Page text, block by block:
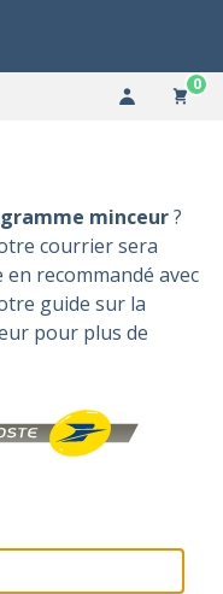
0
minceur?
courrier sera
recommandé avec
guide sur la
pour plus de